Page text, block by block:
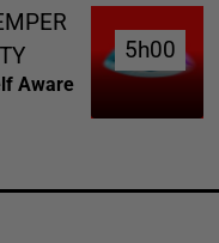
Aware
5h00
5h00